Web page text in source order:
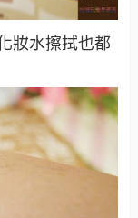
妝水擦拭也都